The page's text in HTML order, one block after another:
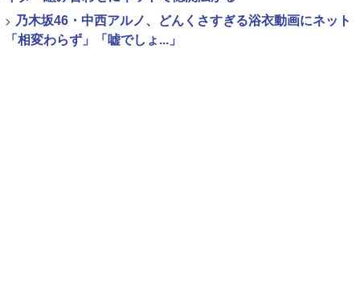
> 乃木坂46・中西アルノ、どんくさすぎる浴衣動画にネット
「相変わらず」「嘘でしょ...」